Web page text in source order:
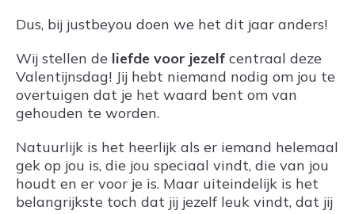
Dus, bij justbeyou doen we het dit jaar anders!
Wij stellen de liefde voor jezelf centraal deze
Valentijnsdag! Jij hebt niemand nodig om jou te
overtuigen dat je het waard bent om van
gehouden te worden.
Natuurlijk is het heerlijk als er iemand helemaal
gek op jou is, die jou speciaal vindt, die van jou
houdt en er voor je is. Maar uiteindelijk is het
belangrijkste toch dat jij jezelf leuk vindt, dat jij